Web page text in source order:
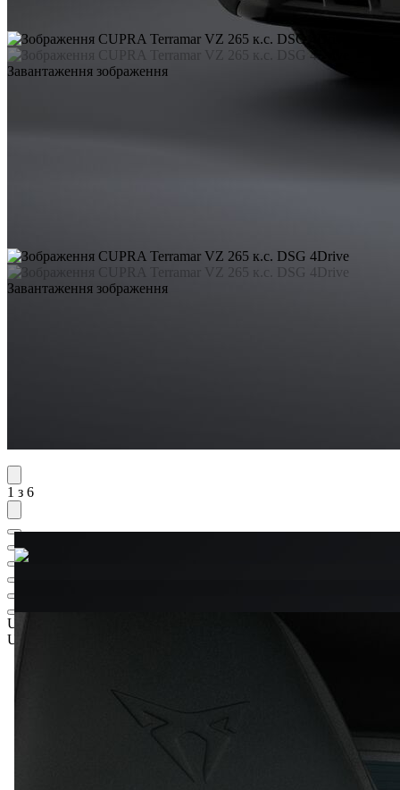
Завантаження зображення
Завантаження зображення
1 з 6
UAH 2 494 718,58
UAH 2 288 113,-‍